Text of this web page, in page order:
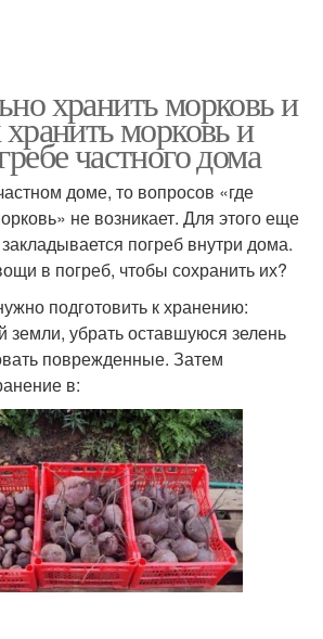
хранить морковь и
морковь и
частного дома
доме, то вопросов «где
не возникает. Для этого еще
погреб внутри дома.
в погреб, чтобы сохранить их?
подготовить к хранению:
земли, убрать оставшуюся зелень
поврежденные. Затем
в: